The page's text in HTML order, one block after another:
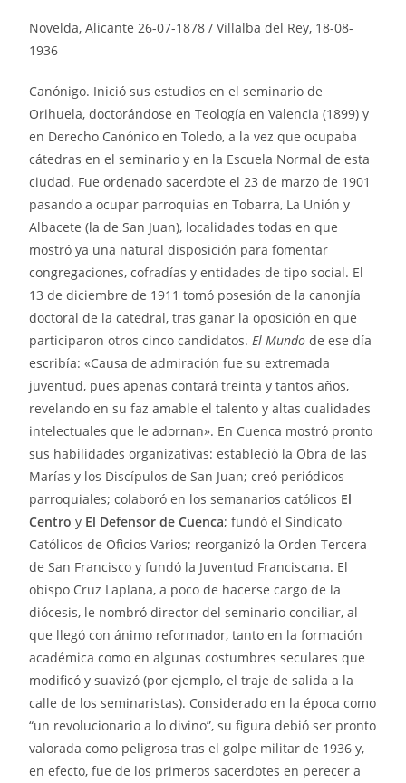
Novelda, Alicante 26-07-1878 / Villalba del Rey, 18-08-
1936
Canónigo. Inició sus estudios en el seminario de
Orihuela, doctorándose en Teología en Valencia (1899) y
en Derecho Canónico en Toledo, a la vez que ocupaba
cátedras en el seminario y en la Escuela Normal de esta
ciudad. Fue ordenado sacerdote el 23 de marzo de 1901
pasando a ocupar parroquias en Tobarra, La Unión y
Albacete (la de San Juan), localidades todas en que
mostró ya una natural disposición para fomentar
congregaciones, cofradías y entidades de tipo social. El
13 de diciembre de 1911 tomó posesión de la canonjía
doctoral de la catedral, tras ganar la oposición en que
participaron otros cinco candidatos. El Mundo de ese día
escribía: «Causa de admiración fue su extremada
juventud, pues apenas contará treinta y tantos años,
revelando en su faz amable el talento y altas cualidades
intelectuales que le adornan». En Cuenca mostró pronto
sus habilidades organizativas: estableció la Obra de las
Marías y los Discípulos de San Juan; creó periódicos
parroquiales; colaboró en los semanarios católicos El
Centroy El Defensor de Cuenca; fundó el Sindicato
Católicos de Oficios Varios; reorganizó la Orden Tercera
de San Francisco y fundó la Juventud Franciscana. El
obispo Cruz Laplana, a poco de hacerse cargo de la
diócesis, le nombró director del seminario conciliar, al
que llegó con ánimo reformador, tanto en la formación
académica como en algunas costumbres seculares que
modificó y suavizó (por ejemplo, el traje de salida a la
calle de los seminaristas). Considerado en la época como
“un revolucionario a lo divino”, su figura debió ser pronto
valorada como peligrosa tras el golpe militar de 1936 y,
en efecto, fue de los primeros sacerdotes en perecer a